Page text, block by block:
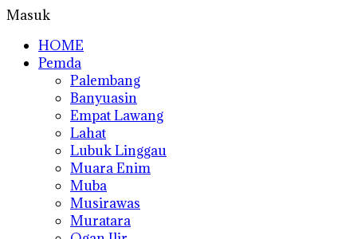
Masuk
HOME
Pemda
Palembang
Banyuasin
Empat Lawang
Lahat
Lubuk Linggau
Muara Enim
Muba
Musirawas
Muratara